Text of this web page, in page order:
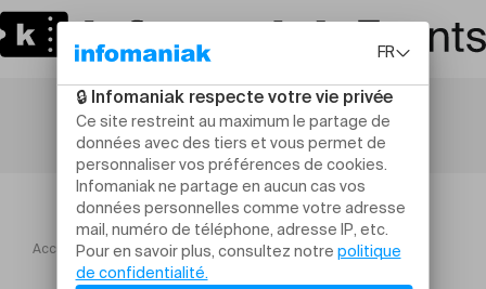
Accueil Concerts BACH, Erfreut euch, ihr Herzen